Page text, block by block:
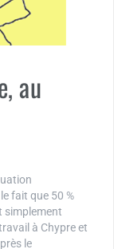
au
fait que 50 %
simplement
à Chypre et
le